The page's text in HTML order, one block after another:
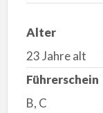
Alter
23 Jahre alt
Führerschein
B, C